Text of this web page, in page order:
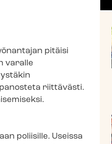
pitäisi
varalle
riittävästi.
poliisille. Useissa